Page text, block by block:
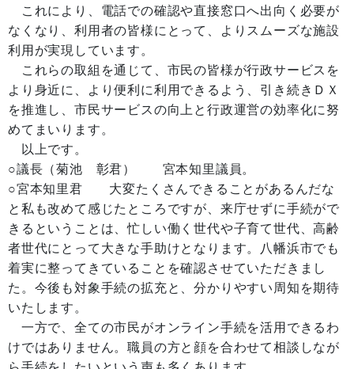
これにより、電話での確認や直接窓口へ出向く必要が
なくなり、利用者の皆様にとって、よりスムーズな施設
利用が実現しています。
これらの取組を通じて、市民の皆様が行政サービスを
より身近に、より便利に利用できるよう、引き続きＤＸ
を推進し、市民サービスの向上と行政運営の効率化に努
めてまいります。
以上です。
○議長（菊池 彰君） 宮本知里議員。
○宮本知里君 大変たくさんできることがあるんだな
と私も改めて感じたところですが、来庁せずに手続がで
きるということは、忙しい働く世代や子育て世代、高齢
者世代にとって大きな手助けとなります。八幡浜市でも
着実に整ってきていることを確認させていただきまし
た。今後も対象手続の拡充と、分かりやすい周知を期待
いたします。
一方で、全ての市民がオンライン手続を活用できるわ
けではありません。職員の方と顔を合わせて相談しなが